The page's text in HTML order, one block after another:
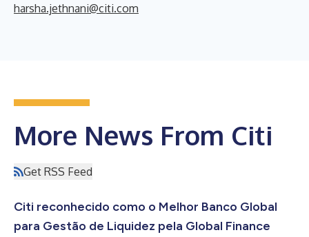
harsha.jethnani@citi.com
More News From Citi
Get RSS Feed
Citi reconhecido como o Melhor Banco Global
para Gestão de Liquidez pela Global Finance